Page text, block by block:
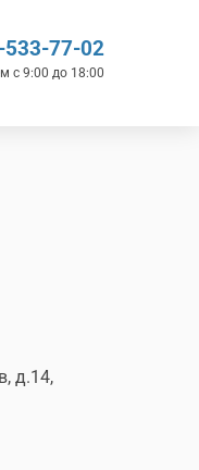
533-77-02
с 9:00 до 18:00
д.14,